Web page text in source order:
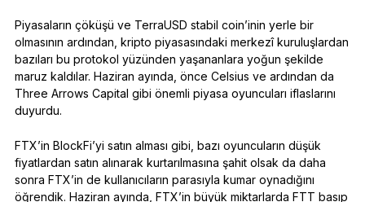
Piyasaların çöküşü ve TerraUSD stabil coin’inin yerle bir
olmasının ardından, kripto piyasasındaki merkezî kuruluşlardan
bazıları bu protokol yüzünden yaşananlara yoğun şekilde
maruz kaldılar. Haziran ayında, önce Celsius ve ardından da
Three Arrows Capital gibi önemli piyasa oyuncuları iflaslarını
duyurdu.
FTX’in BlockFi’yi satın alması gibi, bazı oyuncuların düşük
fiyatlardan satın alınarak kurtarılmasına şahit olsak da daha
sonra FTX’in de kullanıcıların parasıyla kumar oynadığını
öğrendik. Haziran ayında, FTX’in büyük miktarlarda FTT basıp